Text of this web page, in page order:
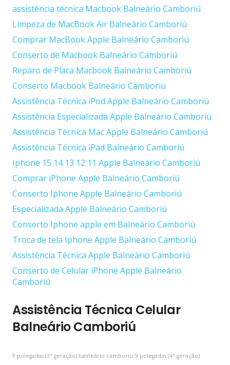
assistência técnica Macbook Balneário Camboriú
Limpeza de MacBook Air Balneário Camboriú
Comprar MacBook Apple Balneário Camboriú
Conserto de Macbook Balneário Camboriú
Reparo de Placa Macbook Balneário Camboriú
Conserto Macbook Balneário Camboriú
Assistência Técnica iPod Apple Balneário Camboriú
Assistência Especializada Apple Balneário Camboriú
Assistência Técnica Mac Apple Balneário Camboriú
Assistência Técnica iPad Balneário Camboriú
Iphone 15 14 13 12 11 Apple Balneário Camboriú
Comprar iPhone Apple Balneário Camboriú
Conserto Iphone Apple Balneário Camboriú
Especializada Apple Balneário Camboriú
Conserto Iphone apple em Balneário Camboriú
Troca de tela Iphone Apple Balneário Camboriú
Assistência Técnica Apple Balneário Camboriú
Conserto de Celular iPhone Apple Balneário
Camboriú
Assistência Técnica Celular
Balneário Camboriú
9 polegadas (3ª geração) balneário camboriú 9 polegadas (4ª geração)